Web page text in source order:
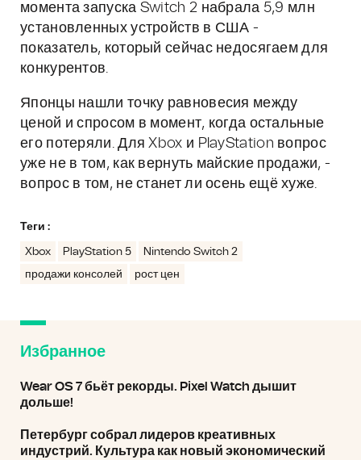
момента запуска Switch 2 набрала 5,9 млн
установленных устройств в США -
показатель, который сейчас недосягаем для
конкурентов.
Японцы нашли точку равновесия между
ценой и спросом в момент, когда остальные
его потеряли. Для Xbox и PlayStation вопрос
уже не в том, как вернуть майские продажи, -
вопрос в том, не станет ли осень ещё хуже.
Теги :
Xbox PlayStation 5
Nintendo Switch 2
продажи консолей
рост цен
Избранное
Wear OS 7 бьёт рекорды. Pixel Watch дышит
дольше!
Петербург собрал лидеров креативных
индустрий. Культура как новый экономический